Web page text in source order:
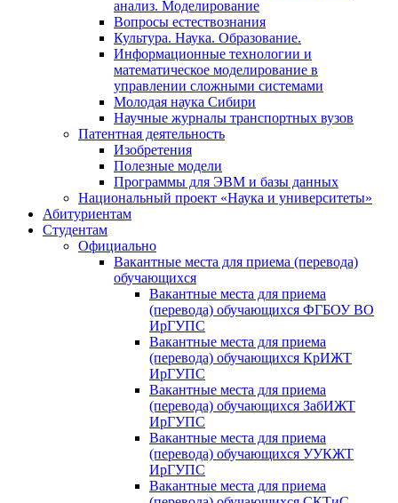
анализ. Моделирование
Вопросы естествознания
Культура. Наука. Образование.
Информационные технологии и
математическое моделирование в
управлении сложными системами
Молодая наука Сибири
Научные журналы транспортных вузов
Патентная деятельность
Изобретения
Полезные модели
Программы для ЭВМ и базы данных
Национальный проект «Наука и университеты»
Абитуриентам
Студентам
Официально
Вакантные места для приема (перевода)
обучающихся
Вакантные места для приема
(перевода) обучающихся ФГБОУ ВО
ИрГУПС
Вакантные места для приема
(перевода) обучающихся КрИЖТ
ИрГУПС
Вакантные места для приема
(перевода) обучающихся ЗабИЖТ
ИрГУПС
Вакантные места для приема
(перевода) обучающихся УУКЖТ
ИрГУПС
Вакантные места для приема